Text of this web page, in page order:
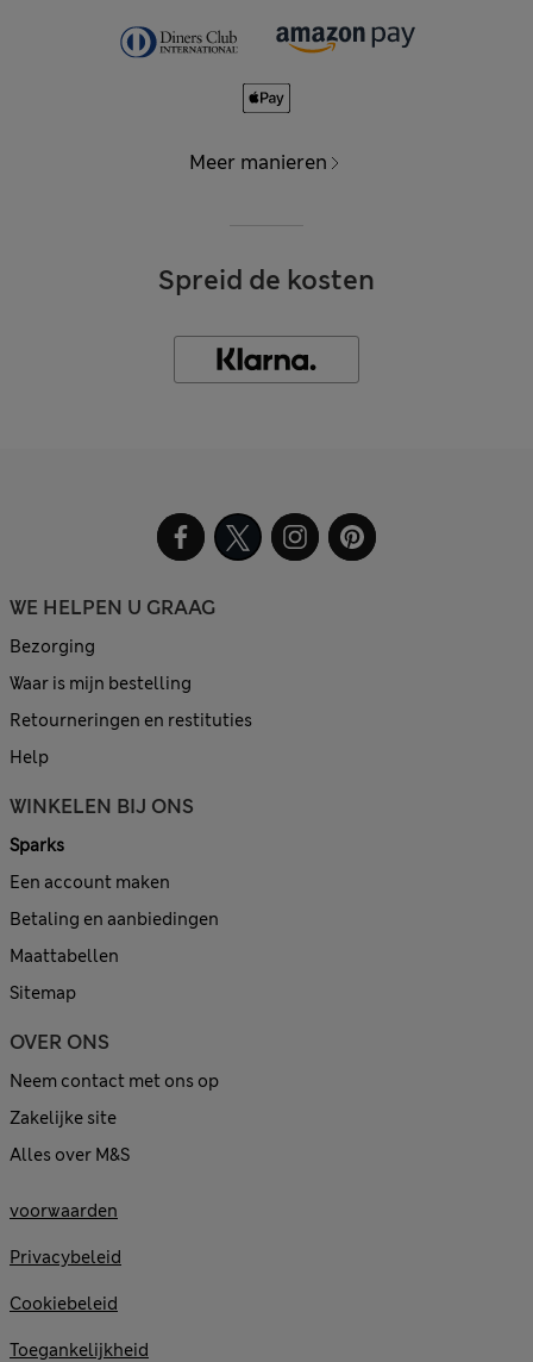
Meer manieren
Spreid de kosten
WE HELPEN U GRAAG
Bezorging
Waar is mijn bestelling
Retourneringen en restituties
Help
WINKELEN BIJ ONS
Sparks
Een account maken
Betaling en aanbiedingen
Maattabellen
Sitemap
OVER ONS
Neem contact met ons op
Zakelijke site
Alles over M&S
voorwaarden
Privacybeleid
Cookiebeleid
Toegankelijkheid